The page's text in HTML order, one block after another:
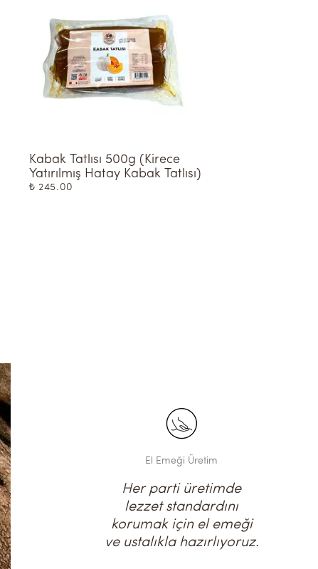
Kabak Tatlısı 500g (Kirece
Yatırılmış Hatay Kabak Tatlısı)
₺ 245.00
El Emeği Üretim
Her parti üretimde
lezzet standardını
korumak için el emeği
ve ustalıkla hazırlıyoruz.